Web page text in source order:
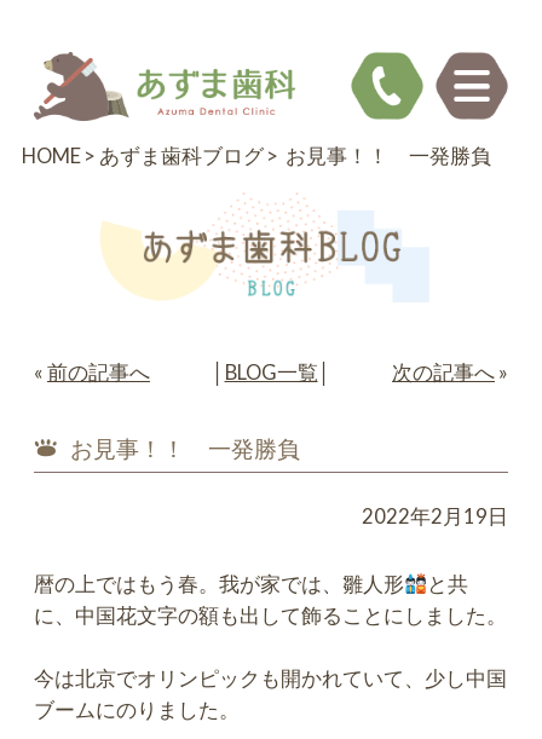
HOME あずま歯科ブログ お見事！！ 一発勝負
« 前の記事へ BLOG一覧 次の記事へ »
お見事！！ 一発勝負
2022年2月19日
暦の上ではもう春。我が家では、雛人形
と共
に、中国花文字の額も出して飾ることにしました。
今は北京でオリンピックも開かれていて、少し中国
ブームにのりました。